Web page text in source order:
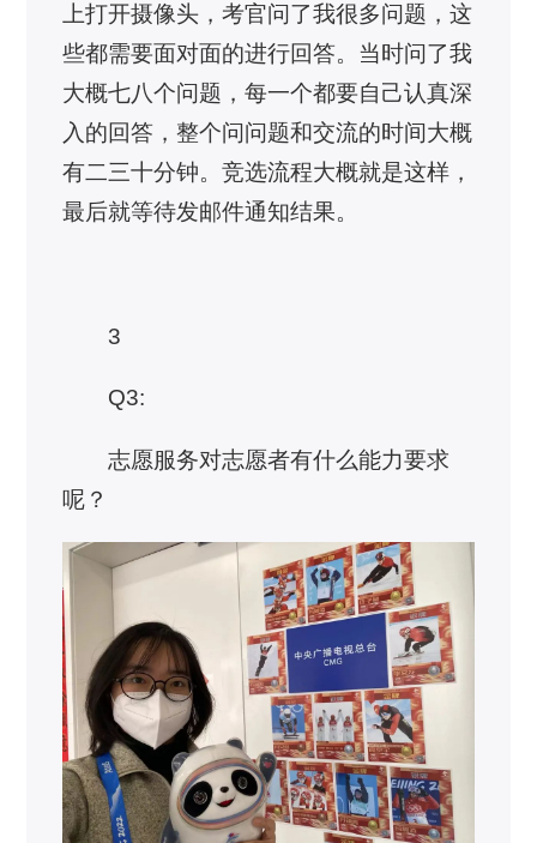
上打开摄像头，考官问了我很多问题，这
些都需要面对面的进行回答。当时问了我
大概七八个问题，每一个都要自己认真深
入的回答，整个问问题和交流的时间大概
有二三十分钟。竞选流程大概就是这样，
最后就等待发邮件通知结果。
3
Q3:
志愿服务对志愿者有什么能力要求
呢？